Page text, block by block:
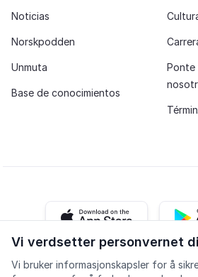
Vi verdsetter personvernet
Vi bruker informasjonskapsler for å
Noticias
Norskpodden
Unmuta
Base de conocimientos
Ponte
iOS app